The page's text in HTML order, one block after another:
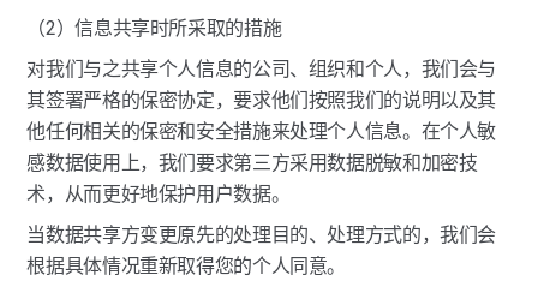
（2）信息共享时所采取的措施
对我们与之共享个人信息的公司、组织和个人，我们会与
其签署严格的保密协定，要求他们按照我们的说明以及其
他任何相关的保密和安全措施来处理个人信息。在个人敏
感数据使用上，我们要求第三方采用数据脱敏和加密技
术，从而更好地保护用户数据。
当数据共享方变更原先的处理目的、处理方式的，我们会
根据具体情况重新取得您的个人同意。